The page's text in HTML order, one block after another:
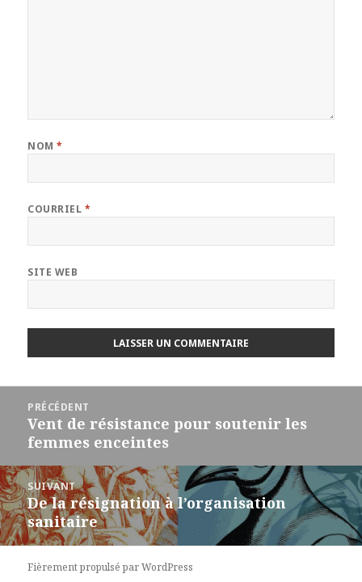
NOM*
COURRIEL *
SITE WEB
l'article
PRÉCÉDENT
Article
précédent :
Vent de résistance pour soutenir les
femmes enceintes
SUIVANT
Article
Suivant :
De la résignation à l’organisation
sanitaire
Fièrement propulsé par WordPress